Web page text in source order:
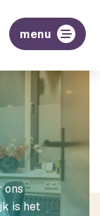
menu
ons
is het